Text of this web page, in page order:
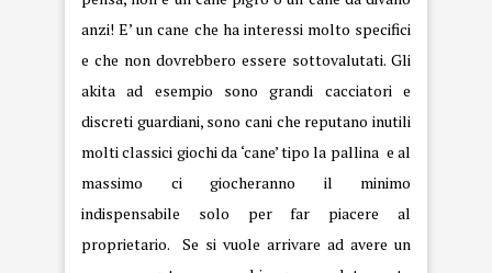
anzi! E’ un cane che ha interessi molto specifici
e che non dovrebbero essere sottovalutati. Gli
akita ad esempio sono grandi cacciatori e
discreti guardiani, sono cani che reputano inutili
molti classici giochi da ‘cane’ tipo la pallina e al
massimo ci giocheranno il minimo
indispensabile solo per far piacere al
proprietario. Se si vuole arrivare ad avere un